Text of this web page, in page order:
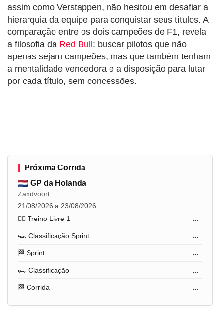
assim como Verstappen, não hesitou em desafiar a
hierarquia da equipe para conquistar seus títulos. A
comparação entre os dois campeões de F1, revela
a filosofia da Red Bull : buscar pilotos que não
apenas sejam campeões, mas que também tenham
a mentalidade vencedora e a disposição para lutar
por cada título, sem concessões.
Próxima Corrida
GP da Holanda
Zandvoort
21/08/2026 a 23/08/2026
🏋️‍♂️ Treino Livre 1
...
🏎️ Classificação Sprint ...
🏁 Sprint ...
🏎️ Classificação ...
🏁 Corrida ...